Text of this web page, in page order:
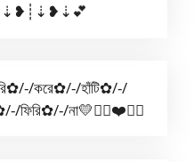
করে✿/-/হাঁটি✿/-/
ফিরি✿/-/না💛✿⃟❤️✺⃟